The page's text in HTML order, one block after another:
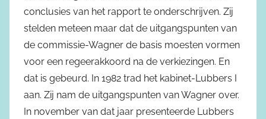
conclusies van het rapport te onderschrijven. Zij
stelden meteen maar dat de uitgangspunten van
de commissie-Wagner de basis moesten vormen
voor een regeerakkoord na de verkiezingen. En
dat is gebeurd. In 1982 trad het kabinet-Lubbers I
aan. Zij nam de uitgangspunten van Wagner over.
In november van dat jaar presenteerde Lubbers